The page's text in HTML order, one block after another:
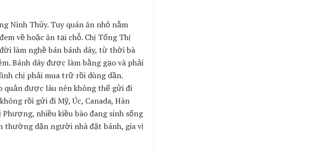
Ninh Thủy. Tuy quán ăn nhỏ nằm
về hoặc ăn tại chỗ. Chị Tống Thị
làm nghề bán bánh dây, từ thời bà
Bánh dây được làm bằng gạo và phải
chị phải mua trữ rồi dùng dần.
quản được lâu nên không thể gửi đi
rồi gửi đi Mỹ, Úc, Canada, Hàn
nhiều kiều bào đang sinh sống
thường dặn người nhà đặt bánh, gia vị